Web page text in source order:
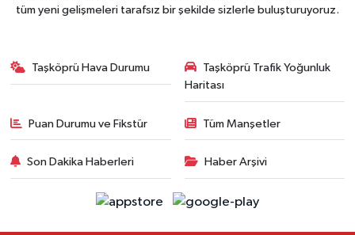
tüm yeni gelişmeleri tarafsız bir şekilde sizlerle buluşturuyoruz.
Taşköprü Hava Durumu
Taşköprü Trafik Yoğunluk
Haritası
Puan Durumu ve Fikstür Tüm Manşetler
Son Dakika Haberleri Haber Arşivi